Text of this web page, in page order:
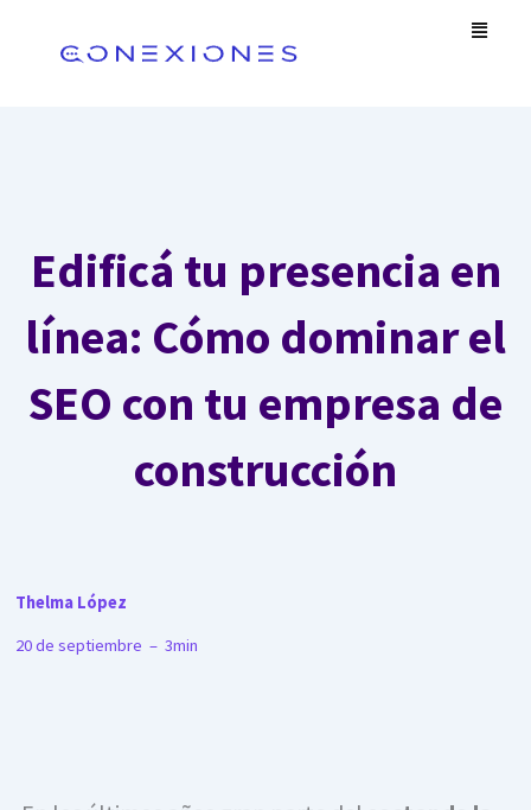
Edificá tu presencia en
línea: Cómo dominar el
SEO con tu empresa de
construcción
Thelma López
20 de septiembre – 3min